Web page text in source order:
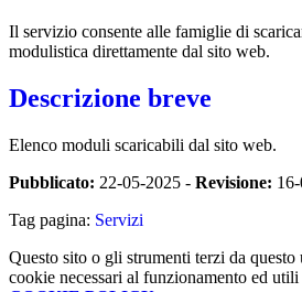
Il servizio consente alle famiglie di
modulistica direttamente dal sito web.
Descrizione breve
Elenco moduli scaricabili dal sito web.
Pubblicato: 22-05-2025 - Revisione:
Tag pagina: Servizi
Questo sito o gli strumenti terzi da
cookie necessari al funzionamento ed